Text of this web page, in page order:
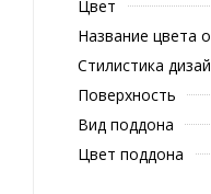
Цвет
Название цвета
Стилистика
Поверхность
Вид поддона
Цвет поддона